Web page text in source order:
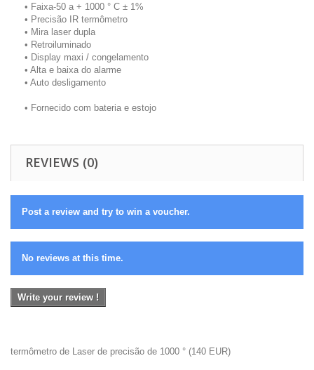
• Faixa-50 a + 1000 ° C ± 1%
• Precisão IR termômetro
• Mira laser dupla
• Retroiluminado
• Display maxi / congelamento
• Alta e baixa do alarme
• Auto desligamento
• Fornecido com bateria e estojo
REVIEWS (0)
Post a review and try to win a voucher.
No reviews at this time.
Write your review !
termômetro de Laser de precisão de 1000 ° (140 EUR)